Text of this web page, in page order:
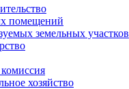
помещений
земельных участков
хозяйство